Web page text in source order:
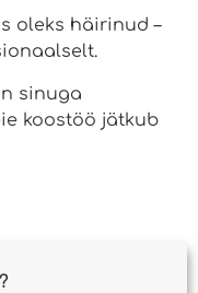
oleks häirinud –
sinuga
koostöö jätkub